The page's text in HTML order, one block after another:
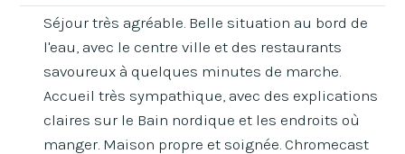
Séjour très agréable. Belle situation au bord de
l'eau, avec le centre ville et des restaurants
savoureux à quelques minutes de marche.
Accueil très sympathique, avec des explications
claires sur le Bain nordique et les endroits où
manger. Maison propre et soignée. Chromecast